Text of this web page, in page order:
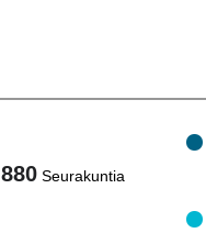
880 Seurakuntia